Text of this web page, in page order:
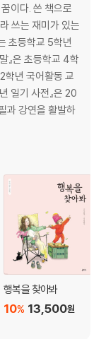
이다. 쓴 책으로
라 쓰는 재미가 있는
초등학교 5학년
』은 초등학교 4학
학년 국어활동 교
일기 사전』은 20
과 강연을 활발하
행복을 찾아봐
13,500원
10%